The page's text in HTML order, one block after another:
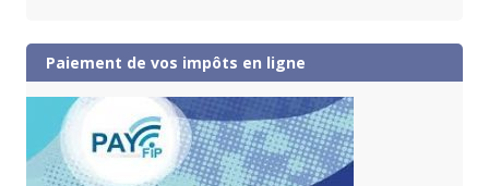
Paiement de vos impôts en ligne